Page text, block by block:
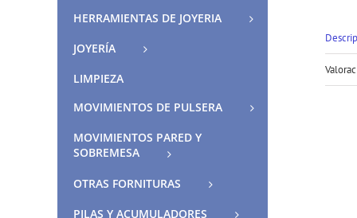
HERRAMIENTAS DE JOYERIA
JOYERÍA
LIMPIEZA
MOVIMIENTOS DE PULSERA
MOVIMIENTOS PARED Y
SOBREMESA
OTRAS FORNITURAS
PILAS Y ACUMULADORES